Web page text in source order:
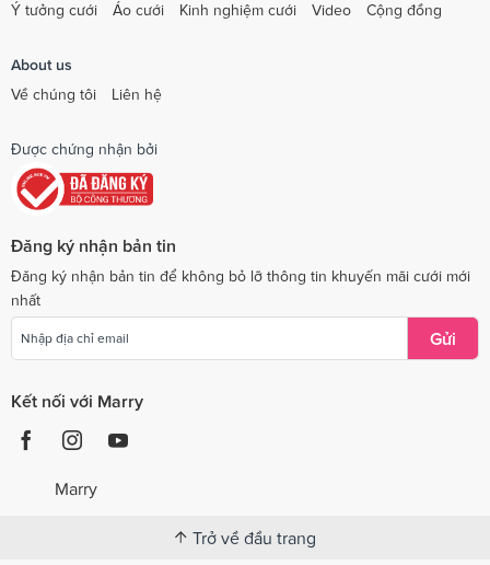
Ý tưởng cưới
Áo cưới Kinh nghiệm cưới Video Cộng đồng
About us
Về chúng tôi
Liên hệ
Được chứng nhận bởi
Đăng ký nhận bản tin
Đăng ký nhận bản tin để không bỏ lỡ thông tin khuyến mãi cưới mới
nhất
Gửi
Kết nối với Marry
Marry
Trở về đầu trang